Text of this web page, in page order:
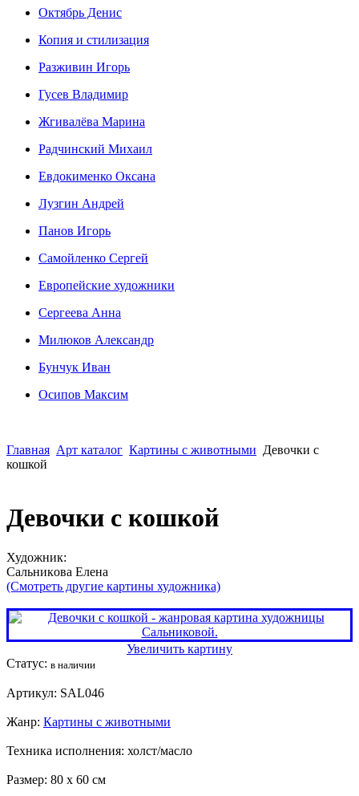
Октябрь Денис
Копия и стилизация
Разживин Игорь
Гусев Владимир
Жгивалёва Марина
Радчинский Михаил
Евдокименко Оксана
Лузгин Андрей
Панов Игорь
Сaмoйленко Сергей
Европейские художники
Сергеева Анна
Милюков Александр
Бунчук Иван
Осипoв Максим
Главная Арт каталог Картины с животными Девочки с
кошкой
Девочки с кошкой
Художник:
Сaльникoва Елена
(Смотреть другие картины художника)
Увеличить картину
Статус: в наличии
Артикул: SAL046
Жанр: Картины с животными
Техника исполнения: холст/масло
Размер: 80 x 60 см